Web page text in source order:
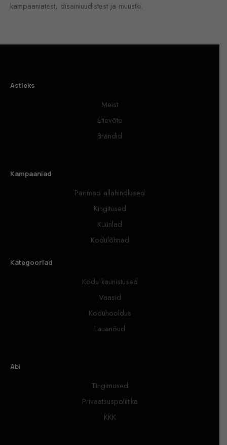
kampaaniatest, disainiuudistest ja muustki.
Astieks
Meist
Ettevõte
Brändid
Kampaaniad
Parimad allahindlused
Kingitused
Küünlad
Kodulõhnad
Kategooriad
Kodu kaunistused
Vaasid
Koduhooldus
Lauanõud
Abi
Tingimused
Privaatsuspoliitika
KKK